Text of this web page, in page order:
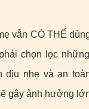
vẫn CÓ THỂ
chọn lọc
dịu nhẹ và an
gây ảnh hưởng